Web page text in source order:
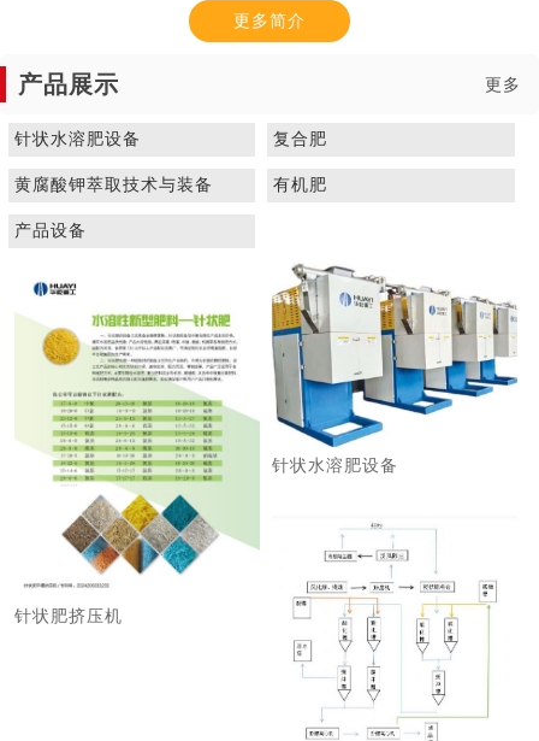
更多简介
产品展示 更多
针状水溶肥设备 复合肥
黄腐酸钾萃取技术与装备 有机肥
产品设备
针状肥挤压机
针状水溶肥设备